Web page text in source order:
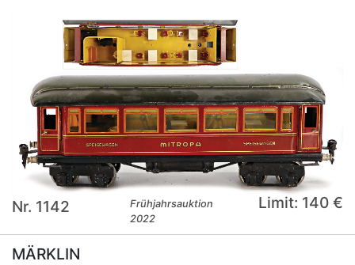
Nr. 1142
Frühjahrsauktion
2022
Limit: 140 €
MÄRKLIN